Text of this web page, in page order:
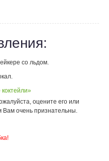
со льдом.
оцените его или
Вам очень признательны.